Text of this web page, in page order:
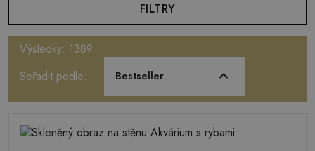
FILTRY
Výsledky: 1389
Seřadit podle:
Bestseller